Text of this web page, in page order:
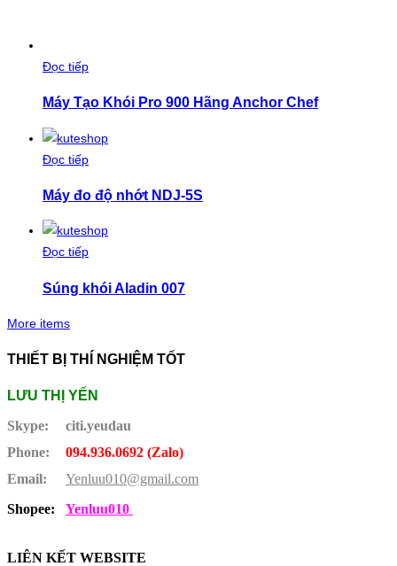
Đọc tiếp
Máy Tạo Khói Pro 900 Hãng Anchor Chef
Đọc tiếp
Máy đo độ nhớt NDJ-5S
Đọc tiếp
Súng khói Aladin 007
More items
THIẾT BỊ THÍ NGHIỆM TỐT
LƯU THỊ YẾN
Skype:
citi.yeudau
Phone:
094.936.0692 (Zalo)
Email:
Yenluu010@gmail.com
Shopee:
Yenluu010
LIÊN KẾT WEBSITE